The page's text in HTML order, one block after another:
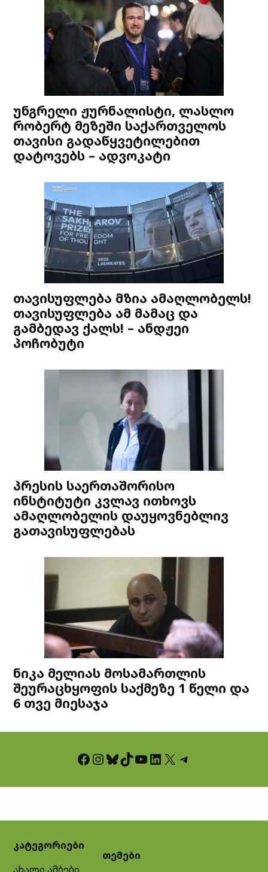
უნგრელი ჟურნალისტი, ლასლო
რობერტ მეზეში საქართველოს
თავისი გადაწყვეტილებით
დატოვებს – ადვოკატი
თავისუფლება მზია ამაღლობელს!
თავისუფლება ამ მამაც და
გამბედავ ქალს! – ანდჟეი
პოჩობუტი
პრესის საერთაშორისო
ინსტიტუტი კვლავ ითხოვს
ამაღლობელის დაუყოვნებლივ
გათავისუფლებას
ნიკა მელიას მოსამართლის
შეურაცხყოფის საქმეზე 1 წელი და
6 თვე მიესაჯა
Facebook InstagramBluesky TikTok YouTube LinkedIn X Telegram
კატეგორიები
ახალი ამბები
თემები